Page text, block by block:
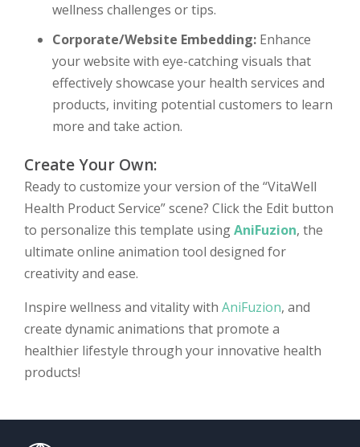
wellness challenges or tips.
Corporate/Website Embedding: Enhance
your website with eye-catching visuals that
effectively showcase your health services and
products, inviting potential customers to learn
more and take action.
Create Your Own:
Ready to customize your version of the “VitaWell
Health Product Service” scene? Click the Edit button
to personalize this template usingAniFuzion, the
ultimate online animation tool designed for
creativity and ease.
Inspire wellness and vitality with AniFuzion, and
create dynamic animations that promote a
healthier lifestyle through your innovative health
products!